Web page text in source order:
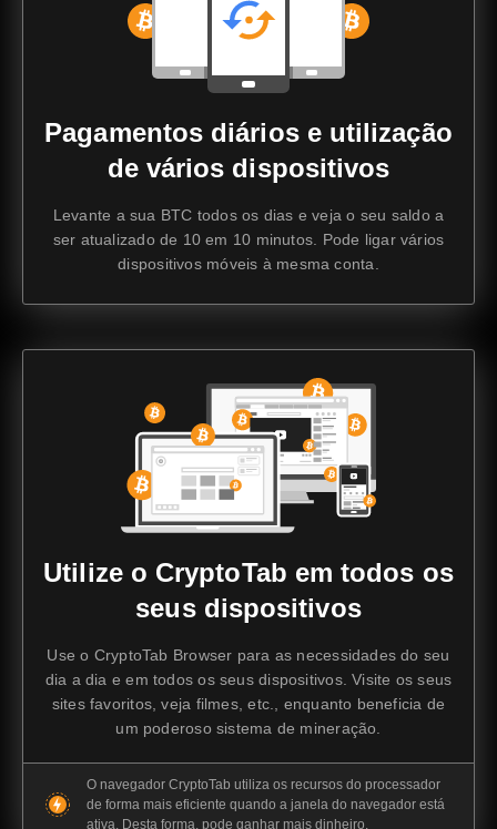
Pagamentos diários e utilização
de vários dispositivos
Levante a sua BTC todos os dias e veja o seu saldo a
ser atualizado de 10 em 10 minutos. Pode ligar vários
dispositivos móveis à mesma conta.
Utilize o CryptoTab em todos os
seus dispositivos
Use o CryptoTab Browser para as necessidades do seu
dia a dia e em todos os seus dispositivos. Visite os seus
sites favoritos, veja filmes, etc., enquanto beneficia de
um poderoso sistema de mineração.
O navegador CryptoTab utiliza os recursos do processador
de forma mais eficiente quando a janela do navegador está
ativa. Desta forma, pode ganhar mais dinheiro.